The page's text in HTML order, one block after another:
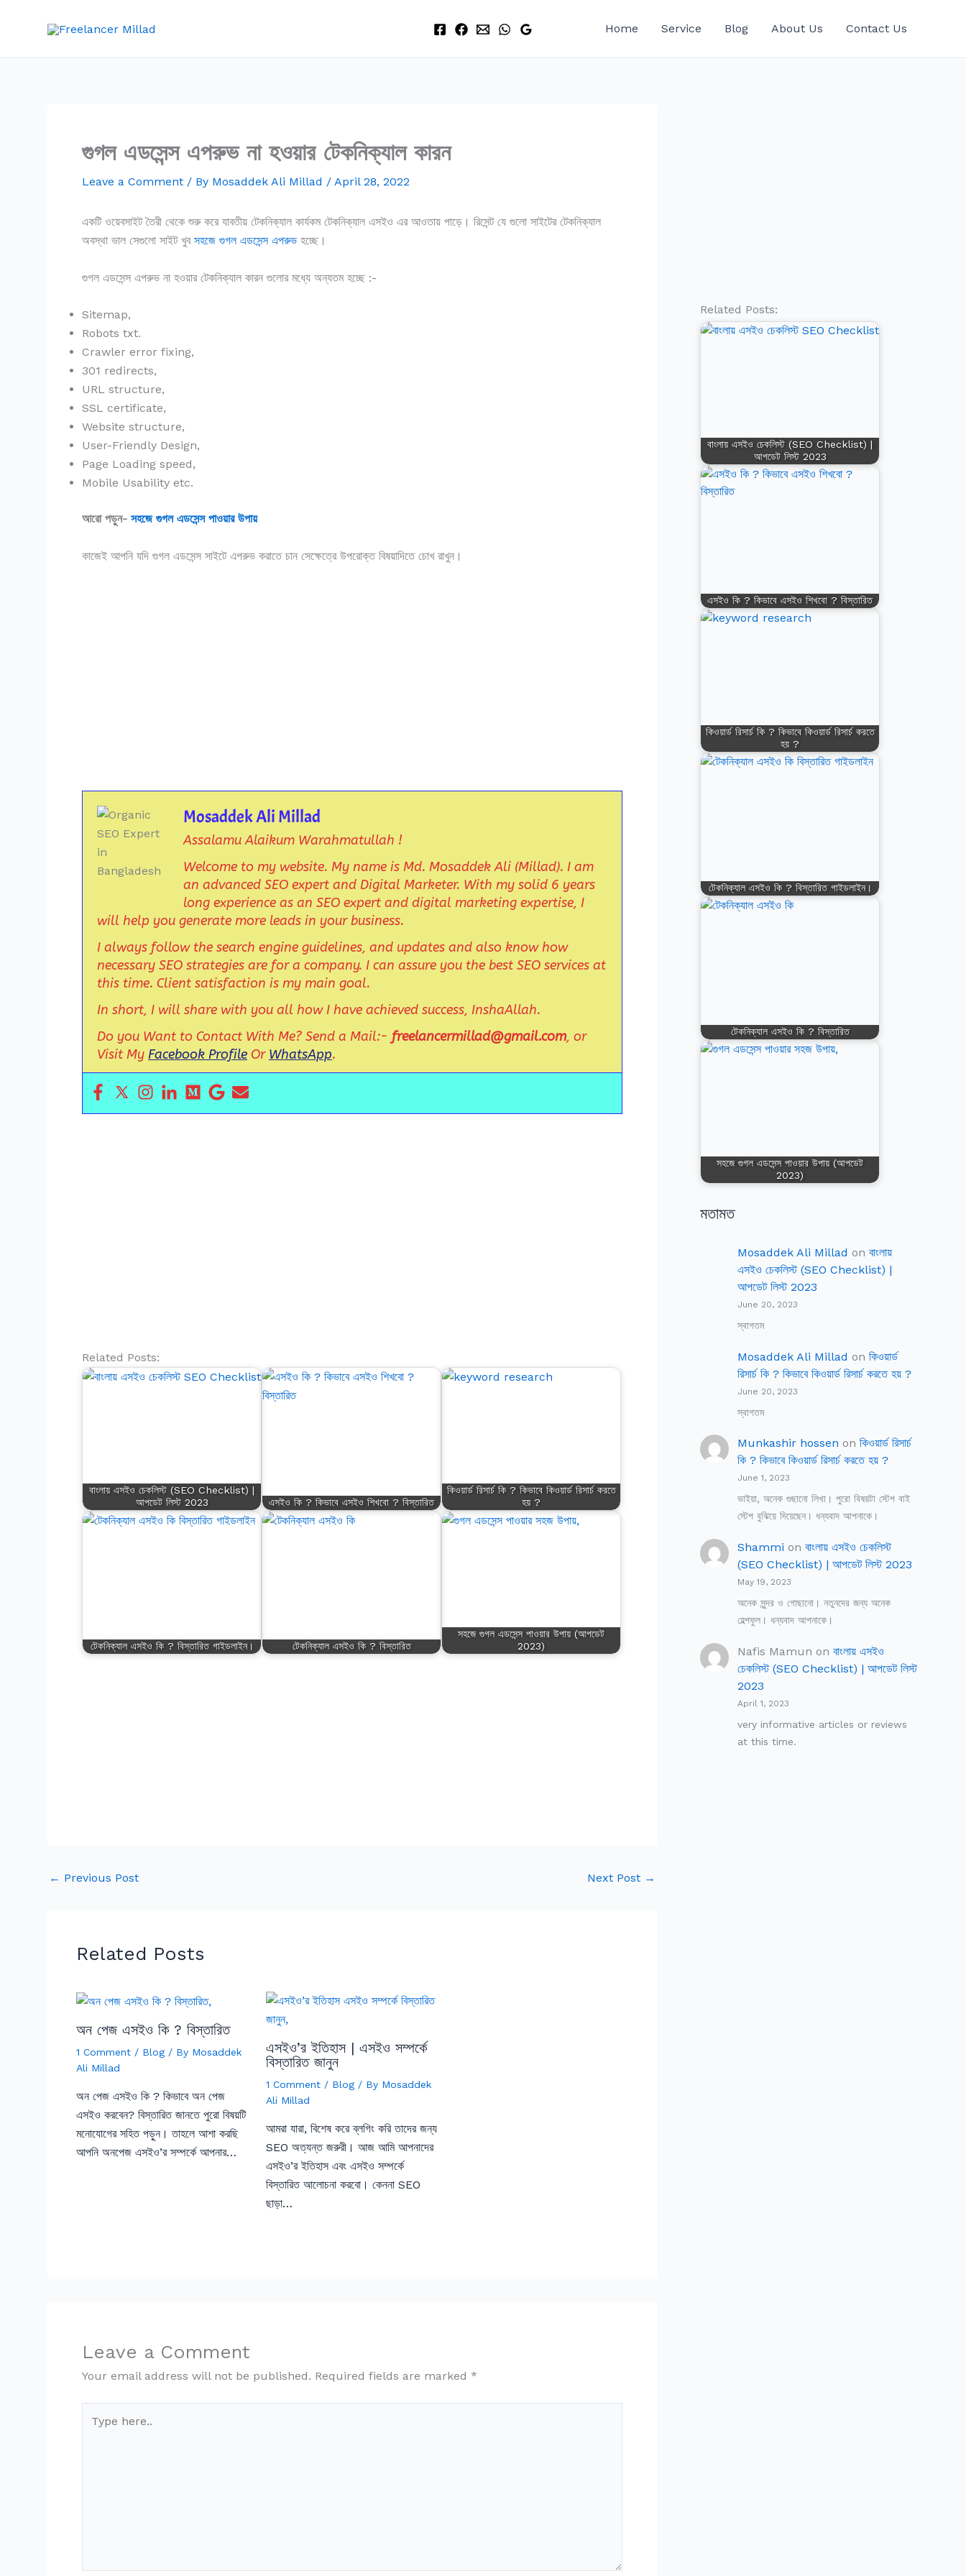
Home Service Blog About Us Contact Us
গুগল এডসেন্স এপরুভ না হওয়ার টেকনিক্যাল কারন
Leave a Comment / By Mosaddek Ali Millad / April 28, 2022
একটি ওয়েবসাইট তৈরী থেকে শুরু করে যাবতীয় টেকনিক্যাল কার্যকম টেকনিক্যাল এসইও এর আওতায় পাড়ে। রিসেন্ট যে গুলো সাইটের টেকনিক্যাল
অবস্থা ভাল সেগুলো সাইট খুব সহজে গুগল এডসেন্স এপরুভ হচ্ছে।
গুগল এডসেন্স এপরুভ না হওয়ার টেকনিক্যাল কারন গুলোর মধ্যে অন্যতম হচ্ছে :-
Sitemap,
Robots txt.
Crawler error fixing,
301 redirects,
URL structure,
SSL certificate,
Website structure,
User-Friendly Design,
Page Loading speed,
Mobile Usability etc.
আরো পড়ুন- সহজে গুগল এডসেন্স পাওয়ার উপায়
কাজেই আপনি যদি গুগল এডসেন্স সাইটে এপরুভ করাতে চান সেক্ষেত্রে উপরোক্ত বিষয়াদিতে চোখ রাখুন।
Mosaddek Ali Millad
Assalamu Alaikum Warahmatullah !
Welcome to my website. My name is Md. Mosaddek Ali (Millad). I am
an advanced SEO expert and Digital Marketer. With my solid 6 years
long experience as an SEO expert and digital marketing expertise, I
will help you generate more leads in your business.
I always follow the search engine guidelines, and updates and also know how
necessary SEO strategies are for a company. I can assure you the best SEO services at
this time. Client satisfaction is my main goal.
In short, I will share with you all how I have achieved success, InshaAllah.
Do you Want to Contact With Me? Send a Mail:- freelancermillad@gmail.com, or
Visit My Facebook Profile Or WhatsApp.
Related Posts:
বাংলায় এসইও চেকলিস্ট (SEO Checklist) |
আপডেট লিস্ট 2023
এসইও কি ? কিভাবে এসইও শিখবো ? বিস্তারিত
কিওয়ার্ড রিসার্চ কি ? কিভাবে কিওয়ার্ড রিসার্চ করতে
হয় ?
টেকনিক্যাল এসইও কি ? বিস্তারিত গাইডলাইন। টেকনিক্যাল এসইও কি ? বিস্তারিত
সহজে গুগল এডসেন্স পাওয়ার উপায় (আপডেট
2023)
← Previous Post Next Post →
Related Posts
অন পেজ এসইও কি ? বিস্তারিত
1 Comment / Blog / By Mosaddek
Ali Millad
অন পেজ এসইও কি ? কিভাবে অন পেজ
এসইও করবেন? বিস্তারিত জানতে পুরো বিষয়টি
মনোযোগের সহিত পড়ুন। তাহলে আশা করছি
আপনি অনপেজ এসইও’র সম্পর্কে আপনার…
এসইও’র ইতিহাস | এসইও সম্পর্কে
বিস্তারিত জানুন
1 Comment / Blog / By Mosaddek
Ali Millad
আমরা যারা, বিশেষ করে ব্লগিং করি তাদের জন্য
SEO অত্যন্ত জরুরী। আজ আমি আপনাদের
এসইও’র ইতিহাস এবং এসইও সম্পর্কে
বিস্তারিত আলোচনা করবো। কেননা SEO
ছাড়া…
Leave a Comment
Your email address will not be published. Required fields are marked *
here..
Related Posts:
বাংলায় এসইও চেকলিস্ট (SEO Checklist) |
আপডেট লিস্ট 2023
এসইও কি ? কিভাবে এসইও শিখবো ? বিস্তারিত
কিওয়ার্ড রিসার্চ কি ? কিভাবে কিওয়ার্ড রিসার্চ করতে
হয় ?
টেকনিক্যাল এসইও কি ? বিস্তারিত গাইডলাইন।
টেকনিক্যাল এসইও কি ? বিস্তারিত
সহজে গুগল এডসেন্স পাওয়ার উপায় (আপডেট
2023)
মতামত
Mosaddek Ali Millad onবাংলায়
এসইও চেকলিস্ট (SEO Checklist) |
আপডেট লিস্ট 2023
June 20, 2023
স্বাগতম
Mosaddek Ali Millad onকিওয়ার্ড
রিসার্চ কি ? কিভাবে কিওয়ার্ড রিসার্চ করতে হয় ?
June 20, 2023
স্বাগতম
Munkashir hossen onকিওয়ার্ড রিসার্চ
কি ? কিভাবে কিওয়ার্ড রিসার্চ করতে হয় ?
June 1, 2023
ভাইয়া, অনেক গুছানো লিখা। পুরো বিষয়টা স্টেপ বাই
স্টেপ বুঝিয়ে দিয়েছেন। ধন্যবাদ আপনাকে।
Shammi onবাংলায় এসইও চেকলিস্ট
(SEO Checklist) | আপডেট লিস্ট 2023
May 19, 2023
অনেক সুন্দর ও গোছানো। নতুনদের জন্য অনেক
হেল্পফুল। ধন্যবাদ আপনাকে।
Nafis Mamun onবাংলায় এসইও
চেকলিস্ট (SEO Checklist) | আপডেট লিস্ট
2023
April 1, 2023
very informative articles or reviews
at this time.